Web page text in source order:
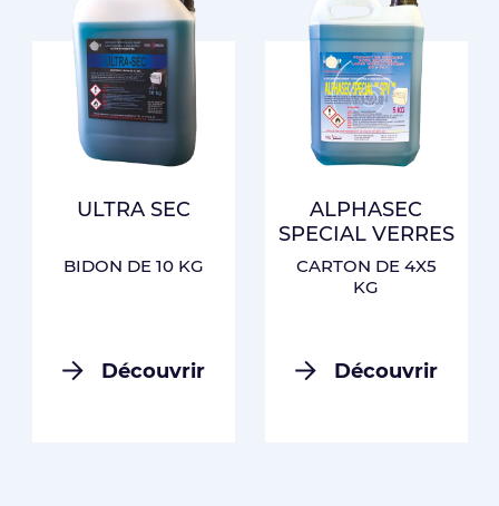
ULTRA SEC
BIDON DE 10 KG
Découvrir
ALPHASEC
SPECIAL VERRES
CARTON DE 4X5
KG
Découvrir